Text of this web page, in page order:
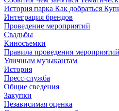
История парка Как добраться
Интеграция брендов
Проведение мероприятий
Свадьбы
Киносъемки
Правила проведения мероприятий
Уличным музыкантам
История
Пресс-служба
Общие сведения
Закупки
Независимая оценка